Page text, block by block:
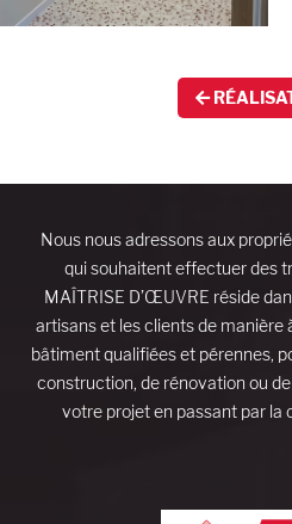
Nous nous adressons aux
qui souhaitent effectuer des
MAÎTRISE D’ŒUVRE réside
artisans et les clients de manière
bâtiment qualifiées et pérennes,
construction, de rénovation ou
votre projet en passant par la